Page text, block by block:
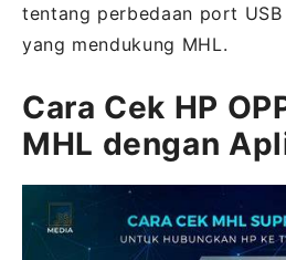
tentang perbedaan port
yang mendukung MHL.
Cara Cek HP
MHL dengan